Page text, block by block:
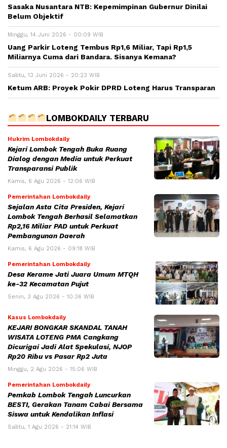
Sasaka Nusantara NTB: Kepemimpinan Gubernur Dinilai
Belum Objektif
Minggu, 14 Juni 2026 - 00:09 WIB
Uang Parkir Loteng Tembus Rp1,6 Miliar, Tapi Rp1,5
Miliarnya Cuma dari Bandara. Sisanya Kemana?
Sabtu, 13 Juni 2026 - 20:23 WIB
Ketum ARB: Proyek Pokir DPRD Loteng Harus Transparan
LOMBOKDAILY TERBARU
Hukrim Lombokdaily
Kejari Lombok Tengah Buka Ruang
Dialog dengan Media untuk Perkuat
Transparansi Publik
Kamis, 6 Agu 2026 - 12:06 WIB
Pemerintahan Lombokdaily
Sejalan Asta Cita Presiden, Kejari
Lombok Tengah Berhasil Selamatkan
Rp2,16 Miliar PAD untuk Perkuat
Pembangunan Daerah
Kamis, 6 Agu 2026 - 09:18 WIB
Pemerintahan Lombokdaily
Desa Kerame Jati Juara Umum MTQH
ke-32 Kecamatan Pujut
Senin, 3 Agu 2026 - 10:36 WIB
Kasus Lombokdaily
KEJARI BONGKAR SKANDAL TANAH
WISATA LOTENG PMA Cangkang
Dicurigai Jadi Alat Spekulasi, NJOP
Rp20 Ribu vs Pasar Rp2 Juta
Minggu, 2 Agu 2026 - 15:06 WIB
Pemerintahan Lombokdaily
Pemkab Lombok Tengah Luncurkan
BESTI, Gerakan Tanam Cabai Bersama
Siswa untuk Kendalikan Inflasi
Sabtu, 1 Agu 2026 - 21:14 WIB